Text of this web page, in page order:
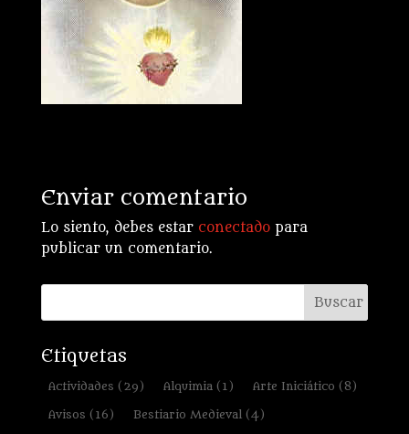
Enviar comentario
Lo siento, debes estar conectadopara
publicar un comentario.
Etiquetas
Actividades (29) Alquimia(1) Arte Iniciático (8)
Avisos (16) Bestiario Medieval(4)